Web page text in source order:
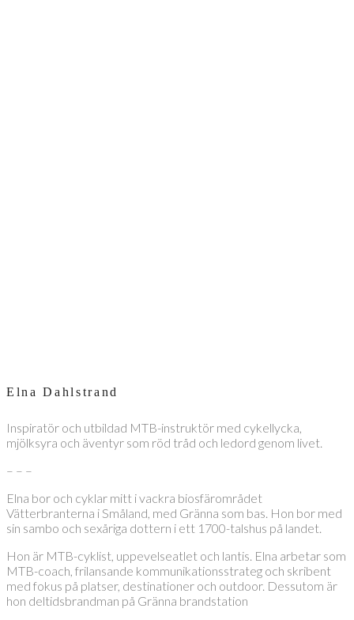
Elna Dahlstrand
Inspiratör och utbildad MTB-instruktör med cykellycka,
mjölksyra och äventyr som röd tråd och ledord genom livet.
– – –
Elna bor och cyklar mitt i vackra biosfärområdet
Vätterbranterna i Småland, med Gränna som bas. Hon bor med
sin sambo och sexåriga dottern i ett 1700-talshus på landet.
Hon är MTB-cyklist, uppevelseatlet och lantis. Elna arbetar som
MTB-coach, frilansande kommunikationsstrateg och skribent
med fokus på platser, destinationer och outdoor. Dessutom är
hon deltidsbrandman på Gränna brandstation